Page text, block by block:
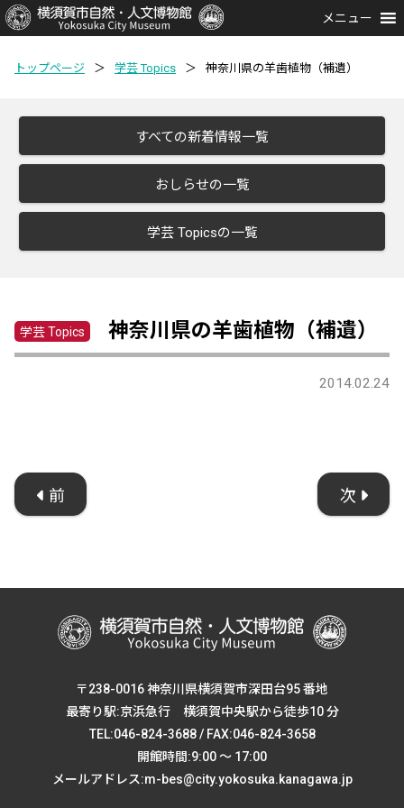
メニュー
トップページ ＞ 学芸 Topics ＞ 神奈川県の羊歯植物（補遺）
すべての新着情報一覧
おしらせの一覧
学芸 Topicsの一覧
学芸 Topics 神奈川県の羊歯植物（補遺）
2014.02.24
前 次
〒238-0016 神奈川県横須賀市深田台95 番地
最寄り駅:京浜急行 横須賀中央駅から徒歩10 分
TEL:046-824-3688 / FAX:046-824-3658
開館時間:9:00 ～ 17:00
メールアドレス:m-bes@city.yokosuka.kanagawa.jp